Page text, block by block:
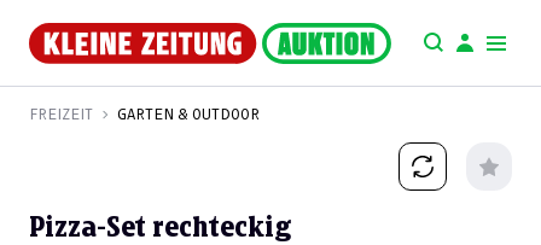
FREIZEIT GARTEN & OUTDOOR
Pizza-Set rechteckig